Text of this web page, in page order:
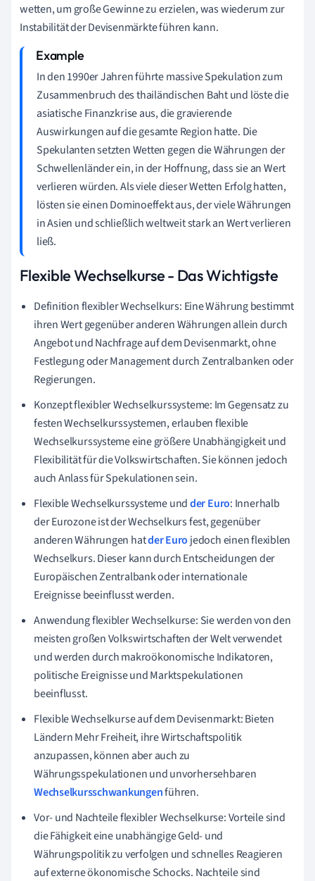
wetten, um große Gewinne zu erzielen, was wiederum zur
Instabilität der Devisenmärkte führen kann.
In den 1990er Jahren führte massive Spekulation zum
Zusammenbruch des thailändischen Baht und löste die
asiatische Finanzkrise aus, die gravierende
Auswirkungen auf die gesamte Region hatte. Die
Spekulanten setzten Wetten gegen die Währungen der
Schwellenländer ein, in der Hoffnung, dass sie an Wert
verlieren würden. Als viele dieser Wetten Erfolg hatten,
lösten sie einen Dominoeffekt aus, der viele Währungen
in Asien und schließlich weltweit stark an Wert verlieren
ließ.
Flexible Wechselkurse - Das Wichtigste
Definition flexibler Wechselkurs: Eine Währung bestimmt
ihren Wert gegenüber anderen Währungen allein durch
Angebot und Nachfrage auf dem Devisenmarkt, ohne
Festlegung oder Management durch Zentralbanken oder
Regierungen.
Konzept flexibler Wechselkurssysteme: Im Gegensatz zu
festen Wechselkurssystemen, erlauben flexible
Wechselkurssysteme eine größere Unabhängigkeit und
Flexibilität für die Volkswirtschaften. Sie können jedoch
auch Anlass für Spekulationen sein.
Flexible Wechselkurssysteme undder Euro: Innerhalb
der Eurozone ist der Wechselkurs fest, gegenüber
anderen Währungen hatder Euro jedoch einen flexiblen
Wechselkurs. Dieser kann durch Entscheidungen der
Europäischen Zentralbank oder internationale
Ereignisse beeinflusst werden.
Anwendung flexibler Wechselkurse: Sie werden von den
meisten großen Volkswirtschaften der Welt verwendet
und werden durch makroökonomische Indikatoren,
politische Ereignisse und Marktspekulationen
beeinflusst.
Flexible Wechselkurse auf dem Devisenmarkt: Bieten
Ländern Mehr Freiheit, ihre Wirtschaftspolitik
anzupassen, können aber auch zu
Währungsspekulationen und unvorhersehbaren
Wechselkursschwankungenführen.
Vor- und Nachteile flexibler Wechselkurse: Vorteile sind
die Fähigkeit eine unabhängige Geld- und
Währungspolitik zu verfolgen und schnelles Reagieren
auf externe ökonomische Schocks. Nachteile sind